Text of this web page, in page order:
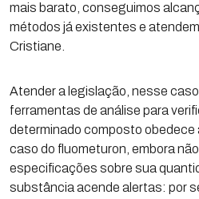
mais barato, conseguimos
métodos já existentes e
Cristiane.
Atender a legislação, nesse
ferramentas de análise para
determinado composto obedece
caso do fluometuron, embora não
especificações sobre sua
substância acende alertas: por